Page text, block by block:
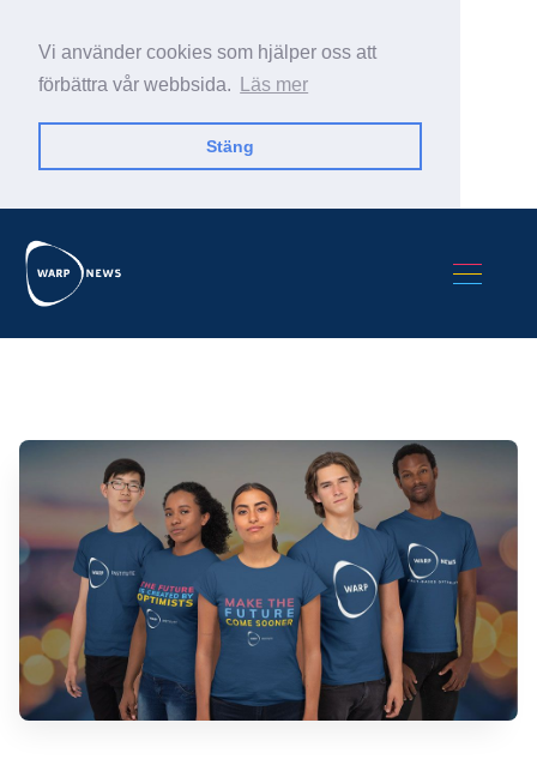
Vi använder cookies som hjälper oss att
förbättra vår webbsida.
Läs mer
Stäng